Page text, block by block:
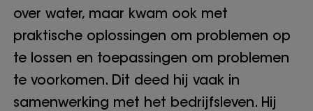
over water, maar kwam ook met
praktische oplossingen om problemen op
te lossen en toepassingen om problemen
te voorkomen. Dit deed hij vaak in
samenwerking met het bedrijfsleven. Hij